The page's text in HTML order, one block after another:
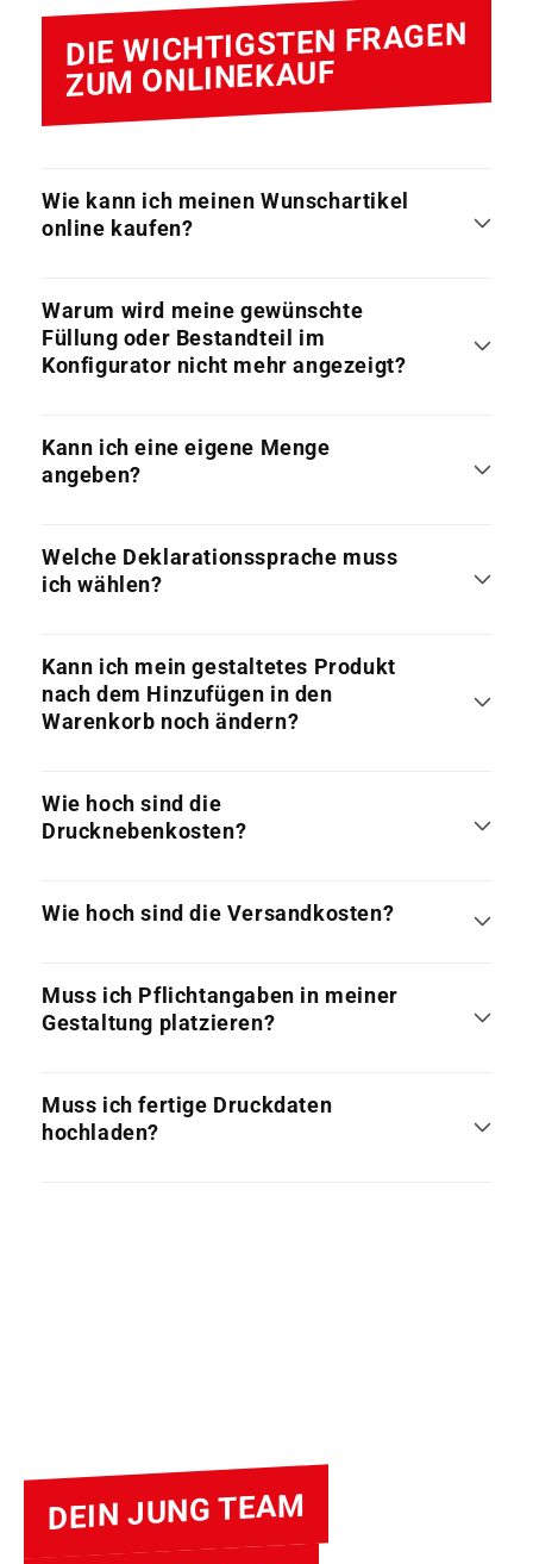
DIE WICHTIGSTEN FRAGEN
ZUM ONLINEKAUF
Wie kann ich meinen Wunschartikel
online kaufen?
Warum wird meine gewünschte
Füllung oder Bestandteil im
Konfigurator nicht mehr angezeigt?
Kann ich eine eigene Menge
angeben?
Welche Deklarationssprache muss
ich wählen?
Kann ich mein gestaltetes Produkt
nach dem Hinzufügen in den
Warenkorb noch ändern?
Wie hoch sind die
Drucknebenkosten?
Wie hoch sind die Versandkosten?
Muss ich Pflichtangaben in meiner
Gestaltung platzieren?
Muss ich fertige Druckdaten
hochladen?
DEIN JUNG TEAM